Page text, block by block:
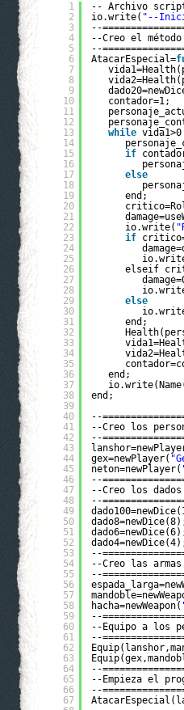
1
2
3
4
5
6
7
8
9
10
11
12
13
14
15
16
17
18
19
20
21
22
23
24
25
26
27
28
29
30
31
32
33
34
35
36
37
38
39
40
41
42
43
44
45
46
47
48
49
50
51
52
53
54
55
56
57
58
59
60
61
62
63
64
65
66
67
-- Archivo
io.write( "--
--
--Creo el
--
AtacarEspecial=
contador=1;
while
if
else
end;
io.write(
if
elseif
else
end;
end;
end;
--
--Creo los
--
gex=newPlayer(
neton=newPlayer(
--
--Creo los dados
--
--
--Creo las armas
--
hacha=newWeapon(
--
--Equipo a los
--
--
--Empieza el
--